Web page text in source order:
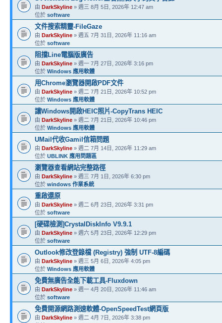
由 DarkSkyline » 週三 8月 5日, 2026年 12:47 am
位於 software
文件搜索精靈-FileGaze
由 DarkSkyline » 週五 7月 31日, 2026年 11:16 am
位於 software
阻擋Line電腦版廣告
由 DarkSkyline » 週一 7月 27日, 2026年 3:16 pm
位於 Windows 應用軟體
用Chrome瀏覽器開啟PDF文件
由 DarkSkyline » 週二 7月 21日, 2026年 10:52 pm
位於 Windows 應用軟體
讓Windows開啟HEIC照片-CopyTrans HEIC
由 DarkSkyline » 週二 7月 21日, 2026年 10:46 pm
位於 Windows 應用軟體
UMail代收Gamil信箱問題
由 DarkSkyline » 週二 7月 14日, 2026年 11:29 am
位於 UBLINK 應用問題區
瀏覽器查看網站完整路徑
由 DarkSkyline » 週三 7月 1日, 2026年 6:30 pm
位於 windows 作業系統
重啟還原
由 DarkSkyline » 週二 6月 23日, 2026年 3:31 pm
位於 software
[硬碟檢測]CrystalDiskInfo V9.9.1
由 DarkSkyline » 週六 5月 23日, 2026年 12:29 pm
位於 software
Outlook修改登錄檔 (Registry) 強制 UTF-8編碼
由 DarkSkyline » 週三 5月 6日, 2026年 4:05 pm
位於 Windows 應用軟體
免費無廣告全能下載工具-Fluxdown
由 DarkSkyline » 週一 4月 20日, 2026年 11:46 am
位於 software
免費開源網路測速軟體-OpenSpeedTest網頁版
由 DarkSkyline » 週二 4月 7日, 2026年 3:38 pm